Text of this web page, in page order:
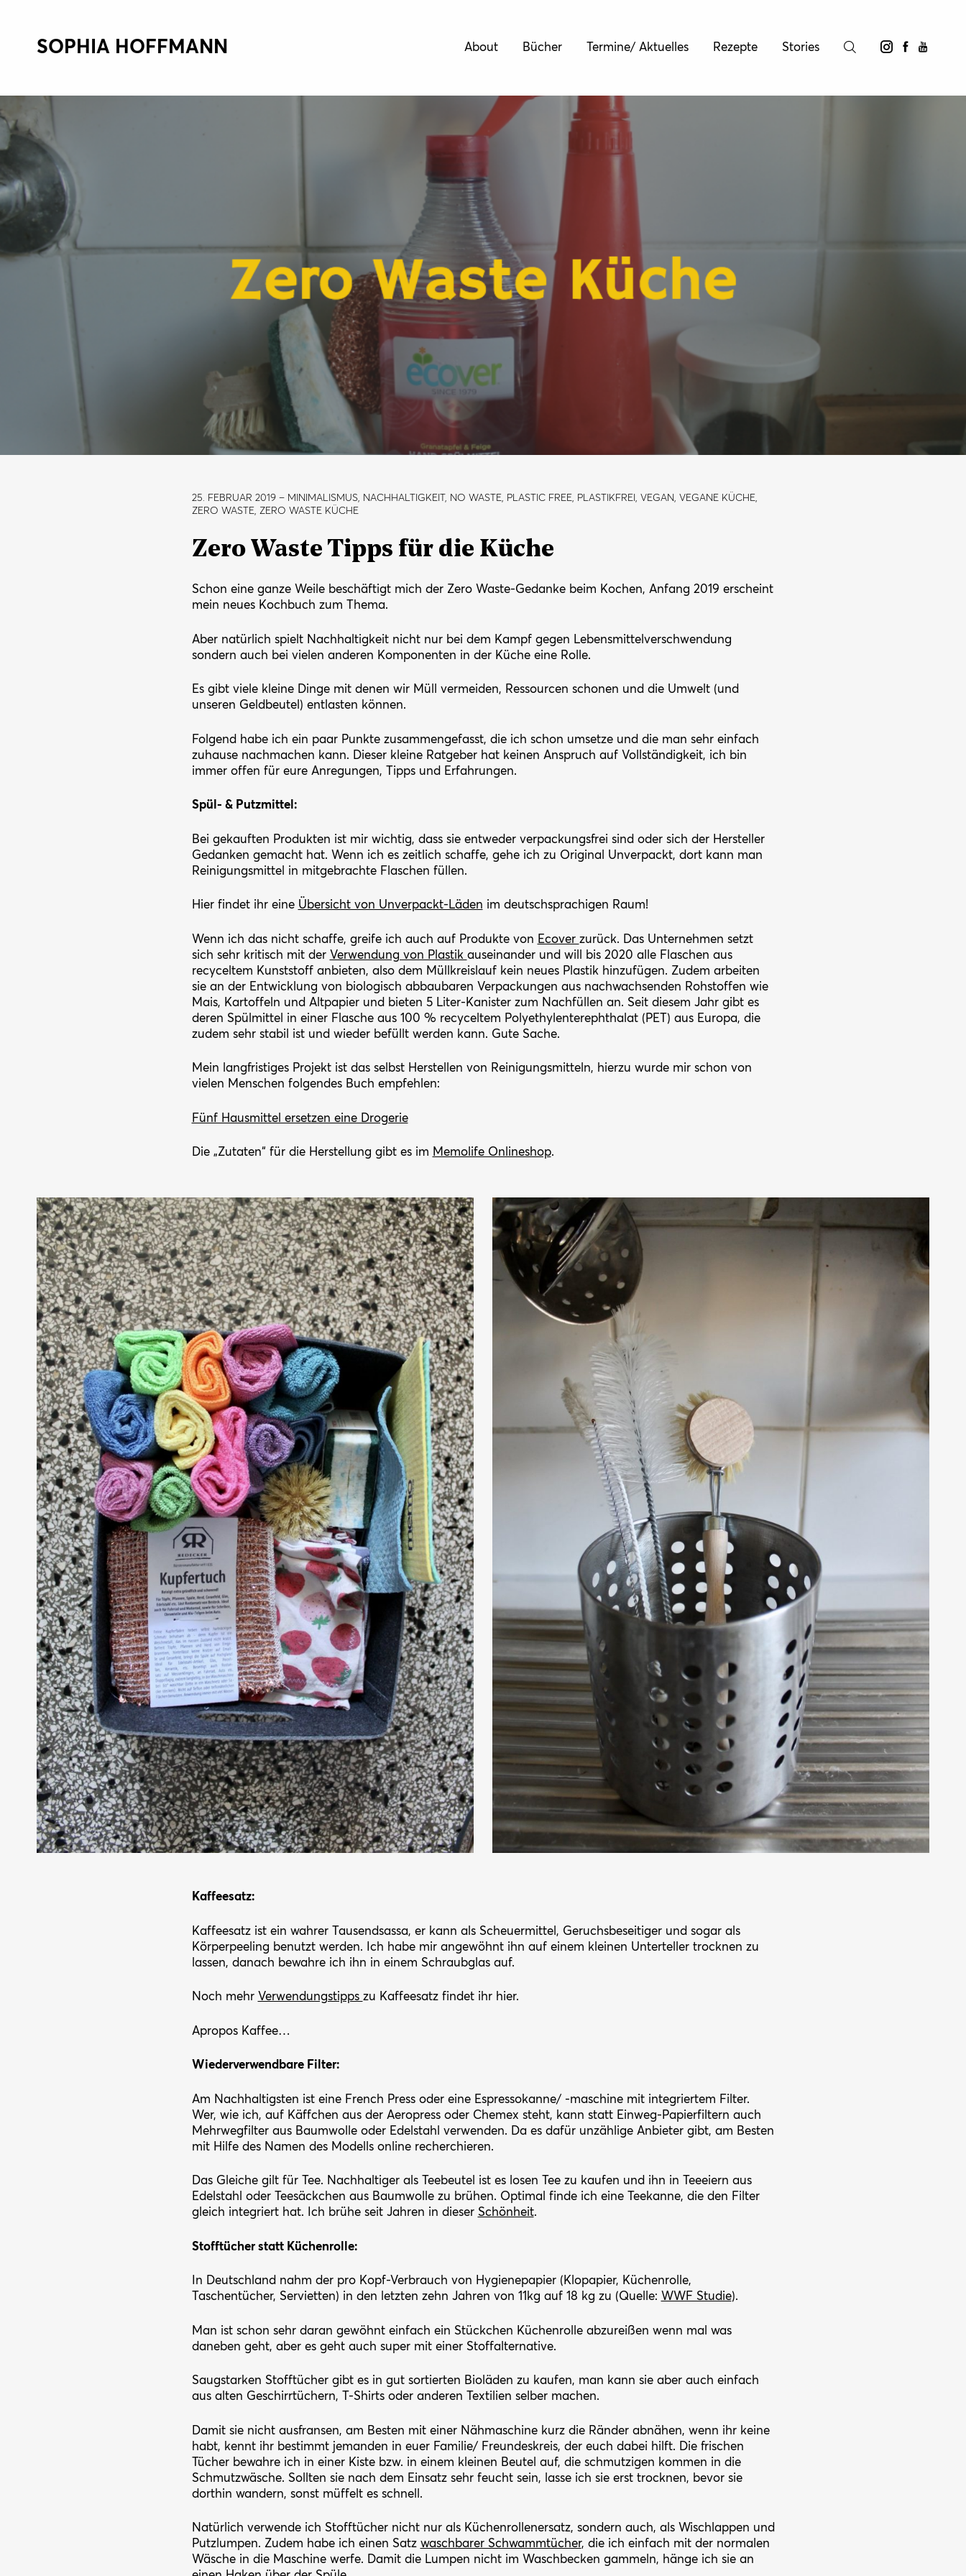
SOPHIA HOFFMANN About Bücher Termine/ Aktuelles Rezepte Stories
25. FEBRUAR 2019– MINIMALISMUS, NACHHALTIGKEIT, NO WASTE, PLASTIC FREE, PLASTIKFREI, VEGAN, VEGANE KÜCHE,
ZERO WASTE, ZERO WASTE KÜCHE
Zero Waste Tipps für die Küche
Schon eine ganze Weile beschäftigt mich der Zero Waste-Gedanke beim Kochen, Anfang 2019 erscheint
mein neues Kochbuch zum Thema.
Aber natürlich spielt Nachhaltigkeit nicht nur bei dem Kampf gegen Lebensmittelverschwendung
sondern auch bei vielen anderen Komponenten in der Küche eine Rolle.
Es gibt viele kleine Dinge mit denen wir Müll vermeiden, Ressourcen schonen und die Umwelt (und
unseren Geldbeutel) entlasten können.
Folgend habe ich ein paar Punkte zusammengefasst, die ich schon umsetze und die man sehr einfach
zuhause nachmachen kann. Dieser kleine Ratgeber hat keinen Anspruch auf Vollständigkeit, ich bin
immer offen für eure Anregungen, Tipps und Erfahrungen.
Spül- & Putzmittel:
Bei gekauften Produkten ist mir wichtig, dass sie entweder verpackungsfrei sind oder sich der Hersteller
Gedanken gemacht hat. Wenn ich es zeitlich schaffe, gehe ich zu Original Unverpackt, dort kann man
Reinigungsmittel in mitgebrachte Flaschen füllen.
Hier findet ihr eine Übersicht von Unverpackt-Läden im deutschsprachigen Raum!
Wenn ich das nicht schaffe, greife ich auch auf Produkte von Ecover zurück. Das Unternehmen setzt
sich sehr kritisch mit der Verwendung von Plastik auseinander und will bis 2020 alle Flaschen aus
recyceltem Kunststoff anbieten, also dem Müllkreislauf kein neues Plastik hinzufügen. Zudem arbeiten
sie an der Entwicklung von biologisch abbaubaren Verpackungen aus nachwachsenden Rohstoffen wie
Mais, Kartoffeln und Altpapier und bieten 5 Liter-Kanister zum Nachfüllen an. Seit diesem Jahr gibt es
deren Spülmittel in einer Flasche aus 100 % recyceltem Polyethylenterephthalat (PET) aus Europa, die
zudem sehr stabil ist und wieder befüllt werden kann. Gute Sache.
Mein langfristiges Projekt ist das selbst Herstellen von Reinigungsmitteln, hierzu wurde mir schon von
vielen Menschen folgendes Buch empfehlen:
Fünf Hausmittel ersetzen eine Drogerie
Die „Zutaten“ für die Herstellung gibt es im Memolife Onlineshop.
Kaffeesatz:
Kaffeesatz ist ein wahrer Tausendsassa, er kann als Scheuermittel, Geruchsbeseitiger und sogar als
Körperpeeling benutzt werden. Ich habe mir angewöhnt ihn auf einem kleinen Unterteller trocknen zu
lassen, danach bewahre ich ihn in einem Schraubglas auf.
Noch mehr Verwendungstipps zu Kaffeesatz findet ihr hier.
Apropos Kaffee…
Wiederverwendbare Filter:
Am Nachhaltigsten ist eine French Press oder eine Espressokanne/ -maschine mit integriertem Filter.
Wer, wie ich, auf Käffchen aus der Aeropress oder Chemex steht, kann statt Einweg-Papierfiltern auch
Mehrwegfilter aus Baumwolle oder Edelstahl verwenden. Da es dafür unzählige Anbieter gibt, am Besten
mit Hilfe des Namen des Modells online recherchieren.
Das Gleiche gilt für Tee. Nachhaltiger als Teebeutel ist es losen Tee zu kaufen und ihn in Teeeiern aus
Edelstahl oder Teesäckchen aus Baumwolle zu brühen. Optimal finde ich eine Teekanne, die den Filter
gleich integriert hat. Ich brühe seit Jahren in dieser Schönheit.
Stofftücher statt Küchenrolle:
In Deutschland nahm der pro Kopf-Verbrauch von Hygienepapier (Klopapier, Küchenrolle,
Taschentücher, Servietten) in den letzten zehn Jahren von 11kg auf 18 kg zu (Quelle: WWF Studie).
Man ist schon sehr daran gewöhnt einfach ein Stückchen Küchenrolle abzureißen wenn mal was
daneben geht, aber es geht auch super mit einer Stoffalternative.
Saugstarken Stofftücher gibt es in gut sortierten Bioläden zu kaufen, man kann sie aber auch einfach
aus alten Geschirrtüchern, T-Shirts oder anderen Textilien selber machen.
Damit sie nicht ausfransen, am Besten mit einer Nähmaschine kurz die Ränder abnähen, wenn ihr keine
habt, kennt ihr bestimmt jemanden in euer Familie/ Freundeskreis, der euch dabei hilft. Die frischen
Tücher bewahre ich in einer Kiste bzw. in einem kleinen Beutel auf, die schmutzigen kommen in die
Schmutzwäsche. Sollten sie nach dem Einsatz sehr feucht sein, lasse ich sie erst trocknen, bevor sie
dorthin wandern, sonst müffelt es schnell.
Natürlich verwende ich Stofftücher nicht nur als Küchenrollenersatz, sondern auch, als Wischlappen und
Putzlumpen. Zudem habe ich einen Satz waschbarer Schwammtücher, die ich einfach mit der normalen
Wäsche in die Maschine werfe. Damit die Lumpen nicht im Waschbecken gammeln, hänge ich sie an